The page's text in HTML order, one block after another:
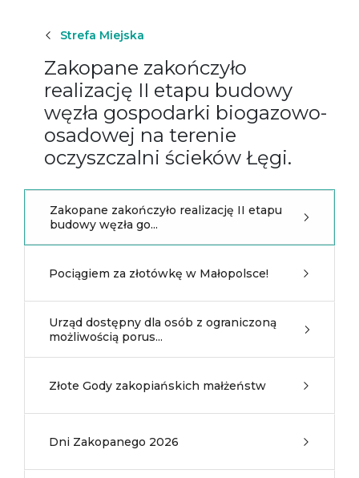
Strefa Miejska
Zakopane zakończyło
realizację II etapu budowy
węzła gospodarki biogazowo-
osadowej na terenie
oczyszczalni ścieków Łęgi.
Zakopane zakończyło realizację II etapu
budowy węzła go...
Pociągiem za złotówkę w Małopolsce!
Urząd dostępny dla osób z ograniczoną
możliwością porus...
Złote Gody zakopiańskich małżeństw
Dni Zakopanego 2026